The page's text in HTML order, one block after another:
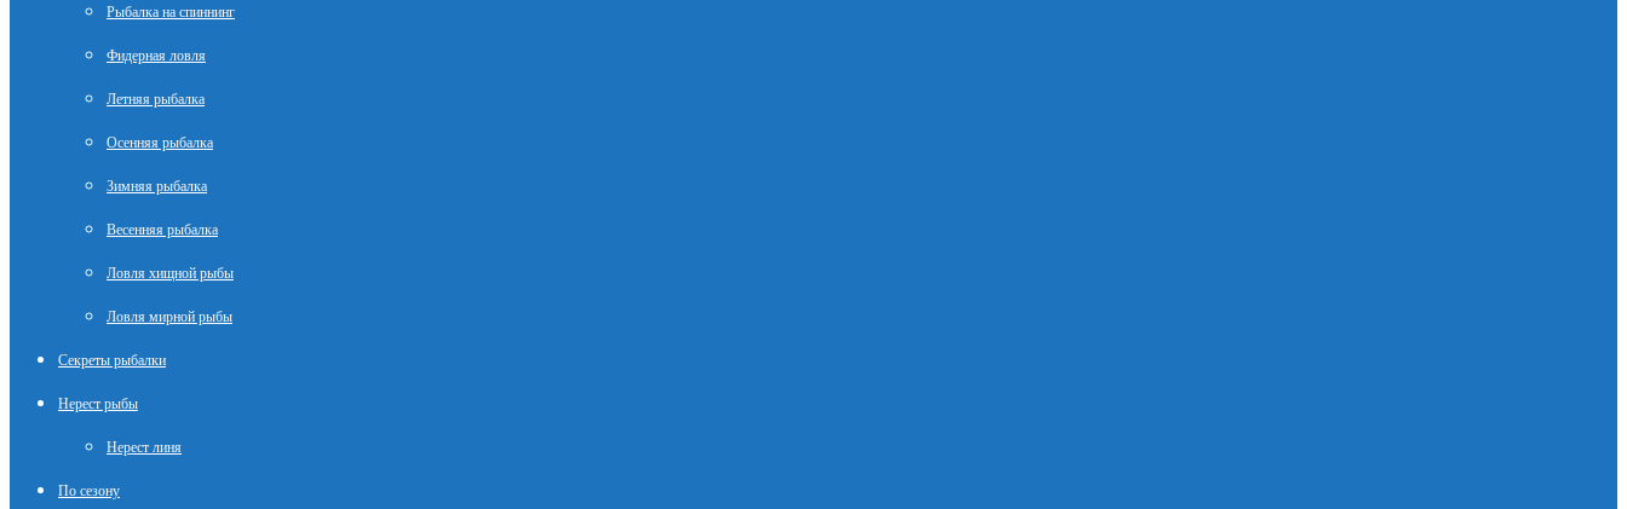
Рыбалка на спиннинг
Фидерная ловля
Летняя рыбалка
Осенняя рыбалка
Зимняя рыбалка
Весенняя рыбалка
Ловля хищной рыбы
Ловля мирной рыбы
Секреты рыбалки
Нерест рыбы
Нерест линя
По сезону